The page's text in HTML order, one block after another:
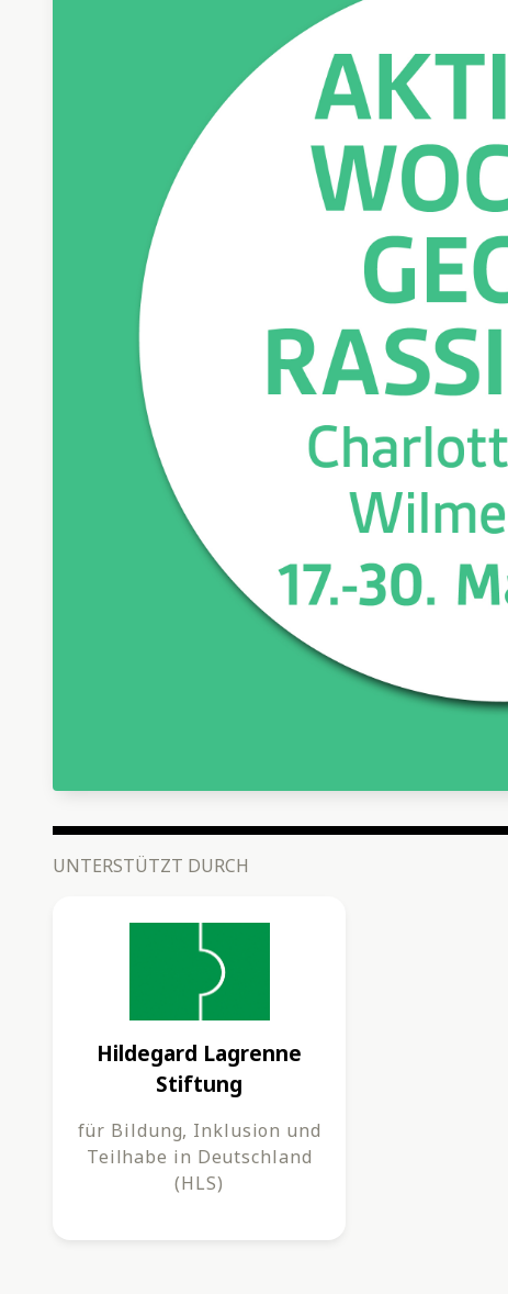
UNTERSTÜTZT DURCH
Hildegard Lagrenne
Stiftung
für Bildung, Inklusion und
Teilhabe in Deutschland
(HLS)